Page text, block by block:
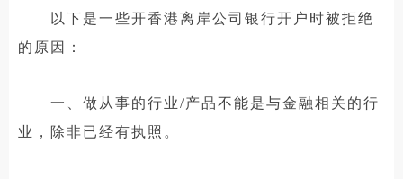
以下是一些开香港离岸公司银行开户时被拒绝
的原因：
一、做从事的行业/产品不能是与金融相关的行
业，除非已经有执照。